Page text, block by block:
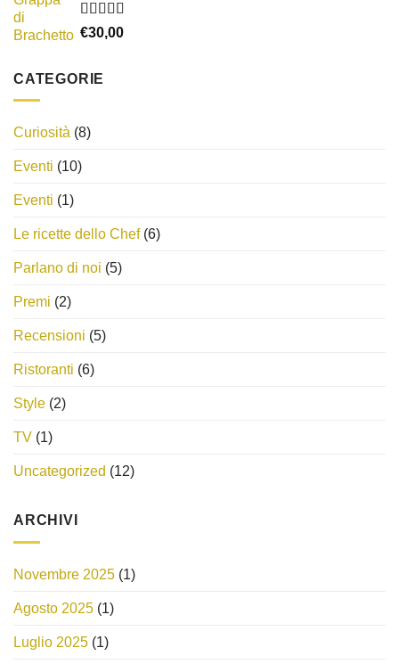
Valutato
su 5
€30,00
CATEGORIE
Curiosità (8)
Eventi (10)
Eventi (1)
Le ricette dello Chef(6)
Parlano di noi (5)
Premi (2)
Recensioni (5)
Ristoranti (6)
Style (2)
TV (1)
Uncategorized (12)
ARCHIVI
Novembre 2025 (1)
Agosto 2025 (1)
Luglio 2025 (1)